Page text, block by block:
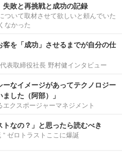
失敗と再挑戦と成功の記録
ついて取材させて欲しいと頼んでいた
なかった
客を「成功」させるまでが自分の仕
表取締役社長 野村健インタビュー
ーなイメージがあってテクノロジー
した（阿部）」
クスポージャーマネジメント
トなの？」と思ったら読むべき
ゼロトラストここに爆誕